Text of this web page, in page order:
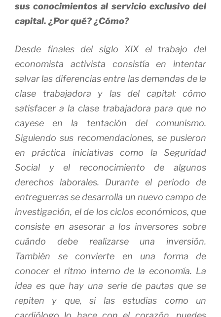
sus conocimientos al servicio exclusivo del
capital. ¿Por qué? ¿Cómo?
Desde finales del siglo XIX el trabajo del
economista activista consistía en intentar
salvar las diferencias entre las demandas de la
clase trabajadora y las del capital: cómo
satisfacer a la clase trabajadora para que no
cayese en la tentación del comunismo.
Siguiendo sus recomendaciones, se pusieron
en práctica iniciativas como la Seguridad
Social y el reconocimiento de algunos
derechos laborales. Durante el periodo de
entreguerras se desarrolla un nuevo campo de
investigación, el de los ciclos económicos, que
consiste en asesorar a los inversores sobre
cuándo debe realizarse una inversión.
También se convierte en una forma de
conocer el ritmo interno de la economía. La
idea es que hay una serie de pautas que se
repiten y que, si las estudias como un